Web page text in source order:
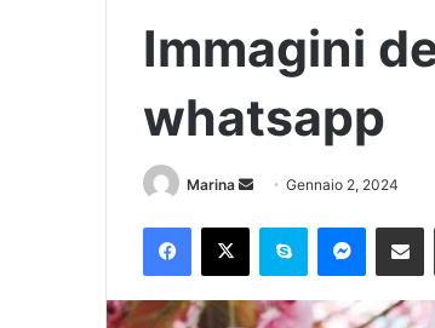
Immagini
whatsapp
Marina Gennaio 2, 2024